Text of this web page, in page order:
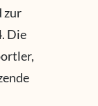
zur
Die